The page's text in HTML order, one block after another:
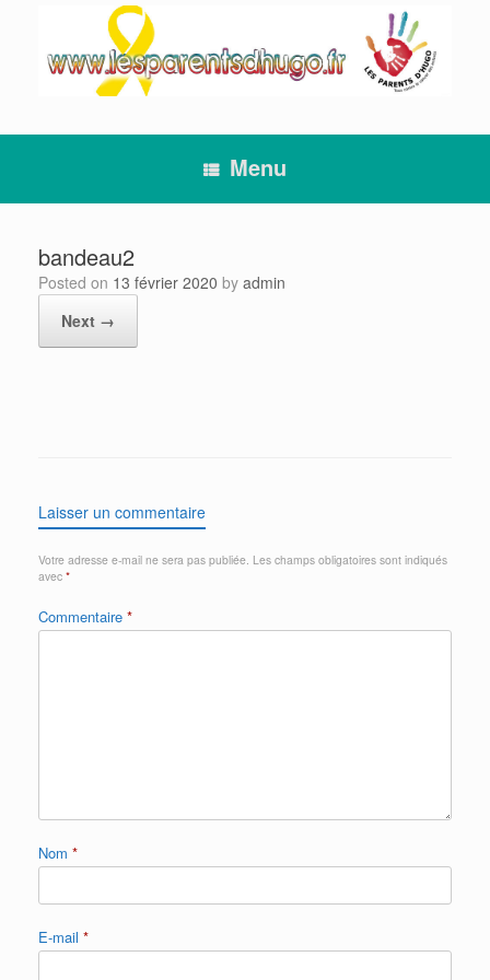
Menu
bandeau2
Posted on 13 février 2020 by admin
Next →
Laisser un commentaire
Votre adresse e-mail ne sera pas publiée. Les champs obligatoires sont indiqués
avec *
Commentaire *
Nom *
E-mail *